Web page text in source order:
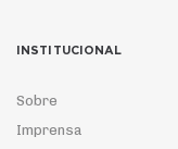
INSTITUCIONAL
Sobre
Imprensa